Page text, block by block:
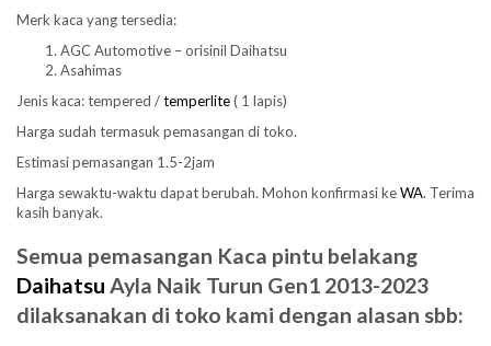
Merk kaca yang tersedia:
AGC Automotive – orisinil Daihatsu
Asahimas
Jenis kaca: tempered /temperlite( 1 lapis)
Harga sudah termasuk pemasangan di toko.
Estimasi pemasangan 1.5-2jam
Harga sewaktu-waktu dapat berubah. Mohon konfirmasi keWA. Terima
kasih banyak.
Semua pemasangan Kaca pintu belakang
Daihatsu Ayla Naik Turun Gen1 2013-2023
dilaksanakan di toko kami dengan alasan sbb: